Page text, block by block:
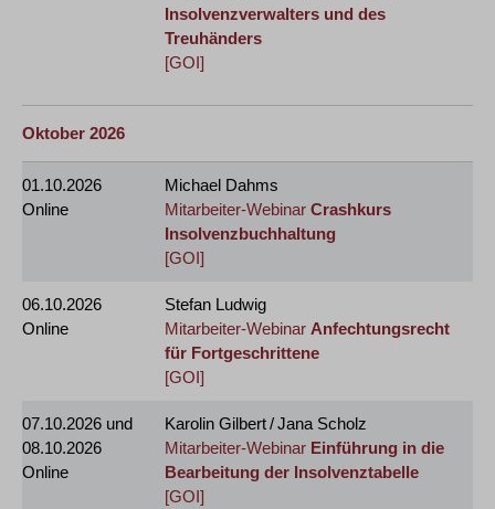
Insolvenzverwalters und des
Treuhänders
[GOI]
Oktober 2026
01.10.2026
Online
Michael Dahms
Mitarbeiter-Webinar Crashkurs
Insolvenzbuchhaltung
[GOI]
06.10.2026
Online
Stefan Ludwig
Mitarbeiter-Webinar Anfechtungsrecht
für Fortgeschrittene
[GOI]
07.10.2026 und
08.10.2026
Online
Karolin Gilbert / Jana Scholz
Mitarbeiter-Webinar Einführung in die
Bearbeitung der Insolvenztabelle
[GOI]